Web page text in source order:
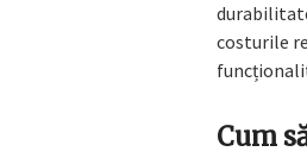
costurile
Cum